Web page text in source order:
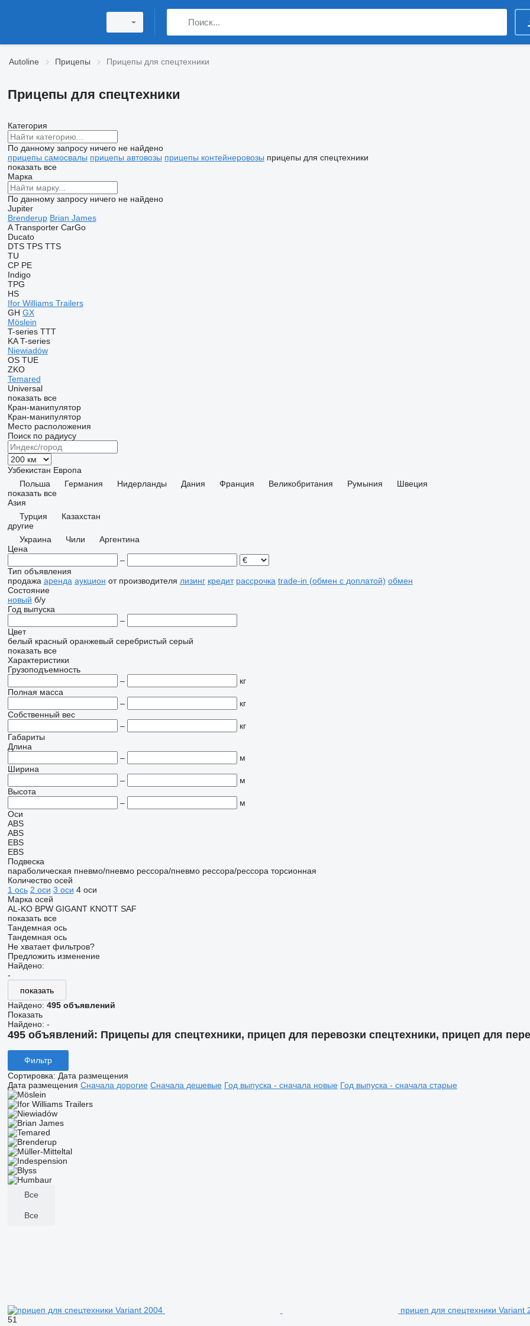
Autoline Прицепы Прицепы для спецтехники
Прицепы для спецтехники
Категория
По данному запросу ничего не найдено
прицепы самосвалы прицепы автовозы прицепы контейнеровозы прицепы для спецтехники
показать все
Марка
По данному запросу ничего не найдено
Jupiter
Brenderup Brian James
A Transporter CarGo
Ducato
DTS TPS TTS
TU
CP PE
Indigo
TPG
HS
Ifor Williams Trailers
GH GX
Möslein
T-series TTT
KA T-series
Niewiadów
OS TUE
ZKO
Temared
Universal
показать все
Кран-манипулятор
Кран-манипулятор
Место расположения
Поиск по радиусу
Узбекистан Европа
Польша
Германия Нидерланды Дания Франция Великобритания Румыния
Швеция
показать все
Азия
Турция
Казахстан
другие
Украина
Чили
Аргентина
Цена
–
Тип объявления
продажа аренда аукцион от производителя лизинг кредит рассрочка trade-in (обмен с доплатой) обмен
Состояние
новый б/у
Год выпуска
–
Цвет
белый красный оранжевый серебристый серый
показать все
Характеристики
Грузоподъемность
–
кг
Полная масса
–
кг
Собственный вес
–
кг
Габариты
Длина
–
м
Ширина
–
м
Высота
–
м
Оси
ABS
ABS
EBS
EBS
Подвеска
параболическая пневмо/пневмо рессора/пневмо рессора/рессора торсионная
Количество осей
1 ось 2 оси 3 оси 4 оси
Марка осей
AL-KO BPW GIGANT KNOTT SAF
показать все
Тандемная ось
Тандемная ось
Не хватает фильтров?
Предложить изменение
Найдено:
-
показать
Найдено: 495 объявлений
Показать
Найдено: -
495 объявлений: Прицепы для спецтехники, прицеп для перевозки спецтехники, прицеп для
Фильтр
Сортировка: Дата размещения
Дата размещения Сначала дорогие Сначала дешевые Год выпуска - сначала новые Год выпуска - сначала старые
Все
Все
прицеп для спецтехники Variant
51